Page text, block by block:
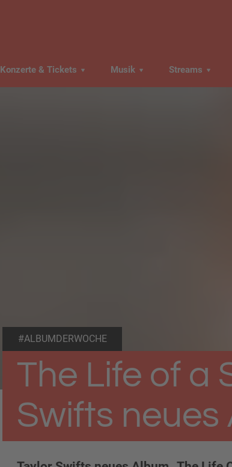
Konzerte & Tickets Musik Streams
#ALBUMDERWOCHE
The Life of a
Swifts neues